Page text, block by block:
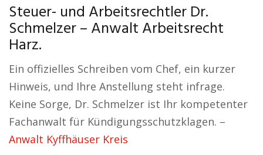
Steuer- und Arbeitsrechtler Dr.
Schmelzer – Anwalt Arbeitsrecht
Harz.
Ein offizielles Schreiben vom Chef, ein kurzer
Hinweis, und Ihre Anstellung steht infrage.
Keine Sorge, Dr. Schmelzer ist Ihr kompetenter
Fachanwalt für Kündigungsschutzklagen. –
Anwalt Kyffhäuser Kreis